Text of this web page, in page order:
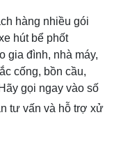
hàng nhiều gói
hút bể phốt
gia đình, nhà máy,
cống, bồn cầu,
gọi ngay vào số
tư vấn và hỗ trợ xử